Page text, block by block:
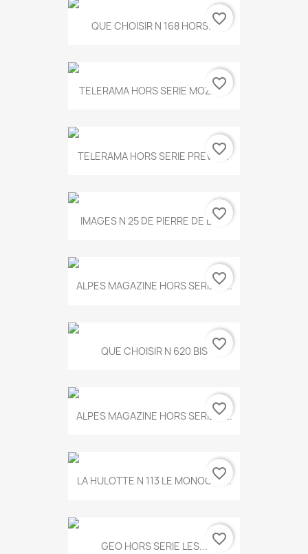
QUE CHOISIR N 168 HORS...favorite_border
TELERAMA HORS SERIE MOZART
favorite_border
TELERAMA HORS SERIE PREVERT
favorite_border
IMAGES N 25 DE PIERRE DE BOIS
favorite_border
ALPES MAGAZINE HORS SERIE N...
favorite_border
QUE CHOISIR N 620 BIS favorite_border
ALPES MAGAZINE HORS SERIE N...
favorite_border
LA HULOTTE N 113 LE MONOCLE...
favorite_border
GEO HORS SERIE LES... favorite_border